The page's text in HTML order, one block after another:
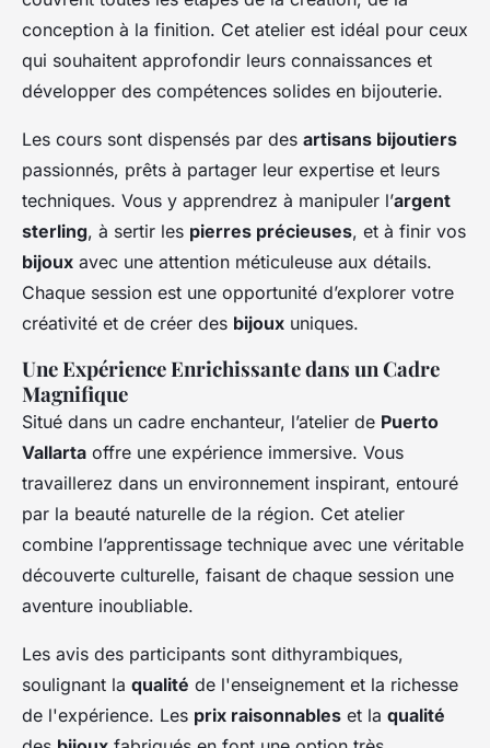
conception à la finition. Cet atelier est idéal pour ceux
qui souhaitent approfondir leurs connaissances et
développer des compétences solides en bijouterie.
Les cours sont dispensés par des artisans bijoutiers
passionnés, prêts à partager leur expertise et leurs
techniques. Vous y apprendrez à manipuler l’argent
sterling, à sertir les pierres précieuses, et à finir vos
bijoux avec une attention méticuleuse aux détails.
Chaque session est une opportunité d’explorer votre
créativité et de créer des bijoux uniques.
Une Expérience Enrichissante dans un Cadre
Magnifique
Situé dans un cadre enchanteur, l’atelier de Puerto
Vallarta offre une expérience immersive. Vous
travaillerez dans un environnement inspirant, entouré
par la beauté naturelle de la région. Cet atelier
combine l’apprentissage technique avec une véritable
découverte culturelle, faisant de chaque session une
aventure inoubliable.
Les avis des participants sont dithyrambiques,
soulignant la qualité de l'enseignement et la richesse
de l'expérience. Les prix raisonnables et la qualité